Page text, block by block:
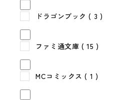
ドラゴンブック( 3 )
ファミ通文庫 ( 15 )
MCコミックス( 1 )